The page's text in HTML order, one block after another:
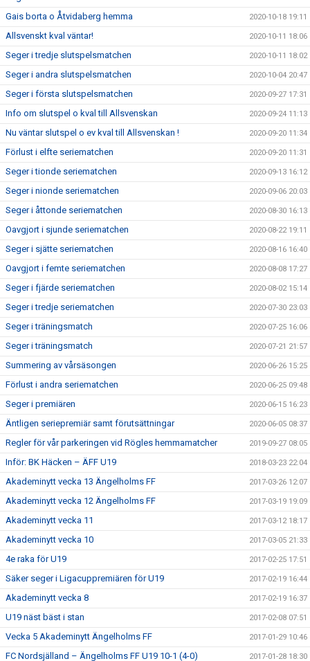
Gais borta o Åtvidaberg hemma 2020-10-18 19:11
Allsvenskt kval väntar! 2020-10-11 18:06
Seger i tredje slutspelsmatchen 2020-10-11 18:02
Seger i andra slutspelsmatchen 2020-10-04 20:47
Seger i första slutspelsmatchen 2020-09-27 17:31
Info om slutspel o kval till Allsvenskan 2020-09-24 11:13
Nu väntar slutspel o ev kval till Allsvenskan ! 2020-09-20 11:34
Förlust i elfte seriematchen 2020-09-20 11:31
Seger i tionde seriematchen 2020-09-13 16:12
Seger i nionde seriematchen 2020-09-06 20:03
Seger i åttonde seriematchen 2020-08-30 16:13
Oavgjort i sjunde seriematchen 2020-08-22 19:11
Seger i sjätte seriematchen 2020-08-16 16:40
Oavgjort i femte seriematchen 2020-08-08 17:27
Seger i fjärde seriematchen 2020-08-02 15:14
Seger i tredje seriematchen 2020-07-30 23:03
Seger i träningsmatch 2020-07-25 16:06
Seger i träningsmatch 2020-07-21 21:57
Summering av vårsäsongen 2020-06-26 15:25
Förlust i andra seriematchen 2020-06-25 09:48
Seger i premiären 2020-06-15 16:23
Äntligen seriepremiär samt förutsättningar 2020-06-05 08:37
Regler för vår parkeringen vid Rögles hemmamatcher 2019-09-27 08:05
Inför: BK Häcken – ÄFF U19 2018-03-23 22:04
Akademinytt vecka 13 Ängelholms FF 2017-03-26 12:07
Akademinytt vecka 12 Ängelholms FF 2017-03-19 19:09
Akademinytt vecka 11 2017-03-12 18:17
Akademinytt vecka 10 2017-03-05 21:33
4e raka för U19 2017-02-25 17:51
Säker seger i Ligacuppremiären för U19 2017-02-19 16:44
Akademinytt vecka 8 2017-02-19 16:37
U19 näst bäst i stan 2017-02-08 07:51
Vecka 5 Akademinytt Ängelholms FF 2017-01-29 10:46
FC Nordsjälland – Ängelholms FF U19 10-1 (4-0) 2017-01-28 18:30